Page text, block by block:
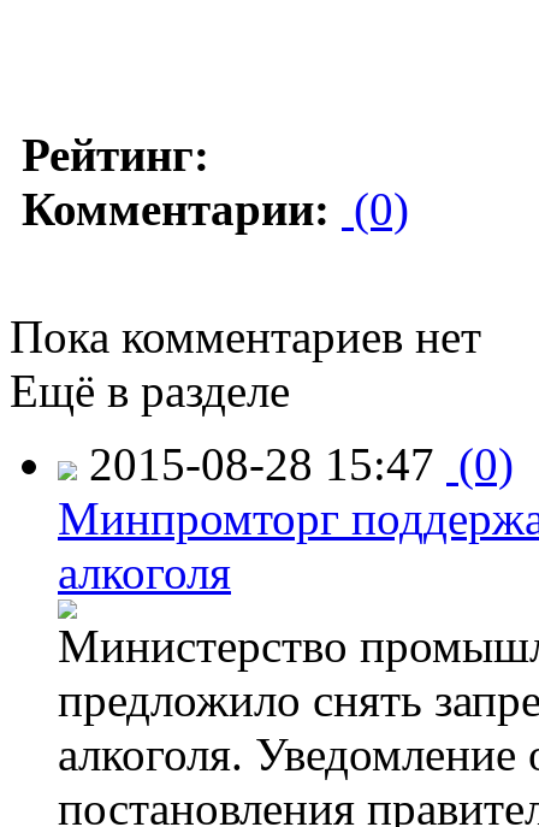
Рейтинг:
Комментарии: (0)
Пока комментариев нет
Ещё в разделе
2015-08-28 15:47 (0)
Минпромторг
алкоголя
Министерство
предложило снять
алкоголя. Уведомление
постановления